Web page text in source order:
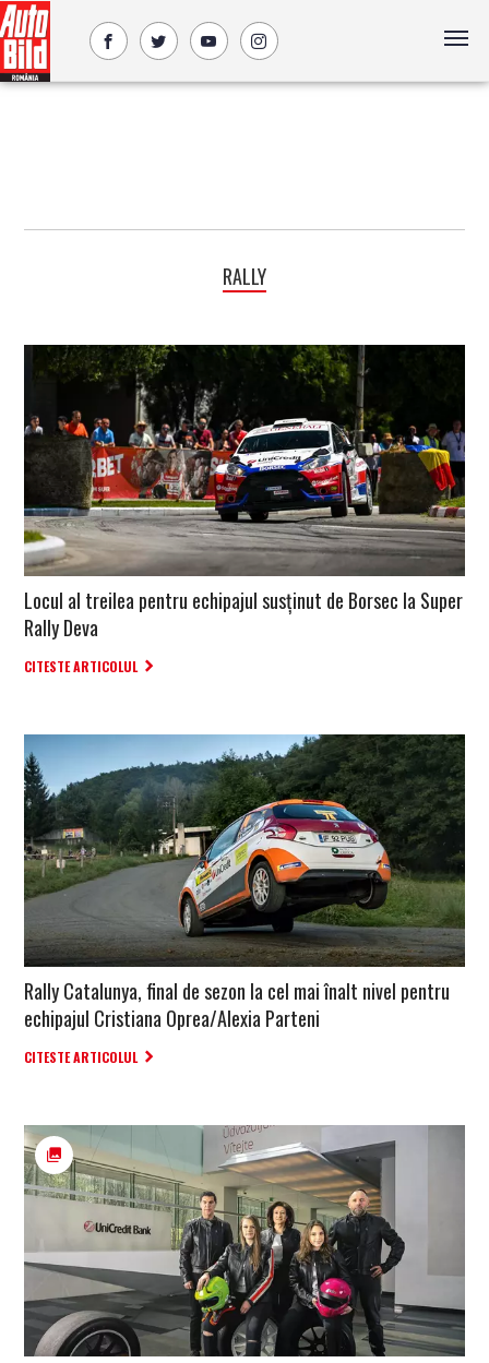
RALLY
Locul al treilea pentru echipajul susținut de Borsec la Super
Rally Deva
CITESTE ARTICOLUL
Rally Catalunya, final de sezon la cel mai înalt nivel pentru
echipajul Cristiana Oprea/Alexia Parteni
CITESTE ARTICOLUL